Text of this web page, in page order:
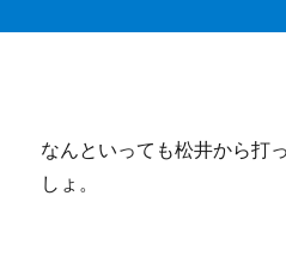
なんといっても松井から打
しょ。